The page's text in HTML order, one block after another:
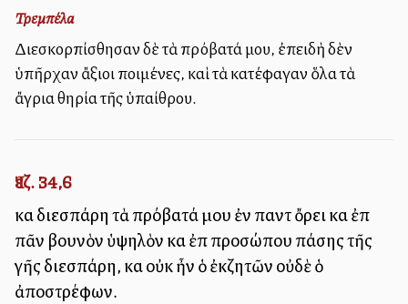
Τρεμπέλα
Διεσκορπίσθησαν δὲ τὰ πρόβατά μου, ἐπειδὴ δὲν
ὑπῆρχαν ἄξιοι ποιμένες, καὶ τὰ κατέφαγαν ὅλα τὰ
ἄγρια θηρία τῆς ὑπαίθρου.
Ἰεζ. 34,6
καὶ διεσπάρη τὰ πρόβατά μου ἐν παντὶ ὄρει καὶ ἐπὶ
πᾶν βουνὸν ὑψηλὸν καὶ ἐπὶ προσώπου πάσης τῆς
γῆς διεσπάρη, καὶ οὐκ ἦν ὁ ἐκζητῶν οὐδὲ ὁ
ἀποστρέφων.